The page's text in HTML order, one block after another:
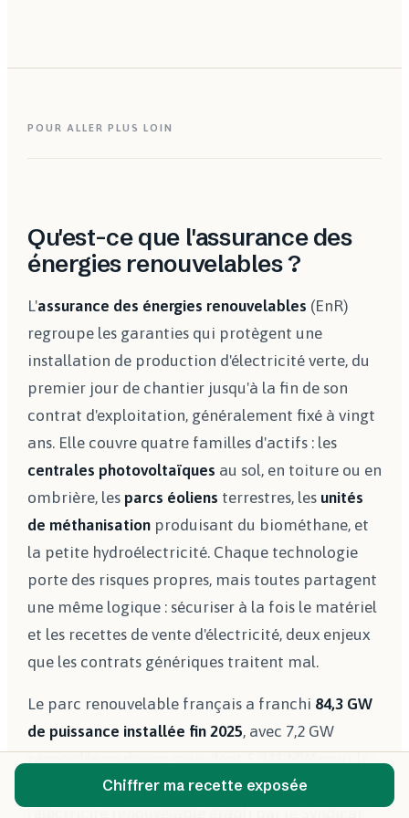
POUR ALLER PLUS LOIN
Qu'est-ce que l'assurance des
énergies renouvelables ?
L'assurance des énergies renouvelables (EnR)
regroupe les garanties qui protègent une
installation de production d'électricité verte, du
premier jour de chantier jusqu'à la fin de son
contrat d'exploitation, généralement fixé à vingt
ans. Elle couvre quatre familles d'actifs : les
centrales photovoltaïques au sol, en toiture ou en
ombrière, les parcs éoliens terrestres, les unités
de méthanisation produisant du biométhane, et
la petite hydroélectricité. Chaque technologie
porte des risques propres, mais toutes partagent
une même logique : sécuriser à la fois le matériel
et les recettes de vente d'électricité, deux enjeux
que les contrats génériques traitent mal.
Le parc renouvelable français a franchi 84,3 GW
de puissance installée fin 2025, avec 7,2 GW
raccordés en douze mois dont 5 941 MW pour le
seul photovoltaïque, selon le Panorama de
Chiffrer ma recette exposée